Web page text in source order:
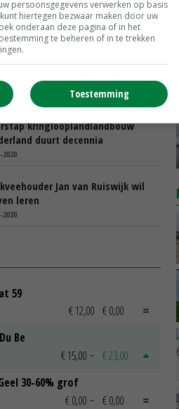
Combee onderneemt
met omgeving
2020
kringlooplandlandbouw
duurt decennia
2020
Jan van Ruiswijk wil
leren
2020
59
€ 12,00 € 0,00
Be
€ 15,00 ~ € 23,00
30-60% grof
€ 0,00 ~ € 0,00
persoonsgegevens verwerken op basis
hiertegen bezwaar maken door uw
onderaan deze pagina of in het
te beheren of in te trekken
Toestemming